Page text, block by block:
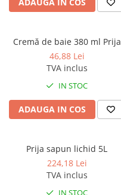
Cremă de baie 380 ml Prija
46,88 Lei
TVA inclus
IN STOC
ADAUGA IN COS
Prija sapun lichid 5L
224,18 Lei
TVA inclus
IN STOC